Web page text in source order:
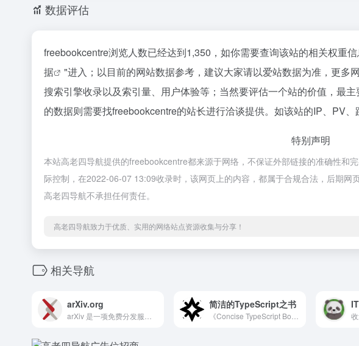
数据评估
freebookcentre浏览人数已经达到1,350，如你需要查询该站的相关权重
据
"进入；以目前的网站数据参考，建议大家请以爱站数据为准，更多
搜索引擎收录以及索引量、用户体验等；当然要评估一个站的价值，最
的数据则需要找freebookcentre的站长进行洽谈提供。如该站的IP、PV、
特别声明
本站高老四导航提供的freebookcentre都来源于网络，不保证外部链接的准确性和
际控制，在2022-06-07 13:09收录时，该网页上的内容，都属于合规合法，后期网
高老四导航不承担任何责任。
高老四导航致力于优质、实用的网络站点资源收集与分享！
相关导航
arXiv.org 简洁的TypeScript之书